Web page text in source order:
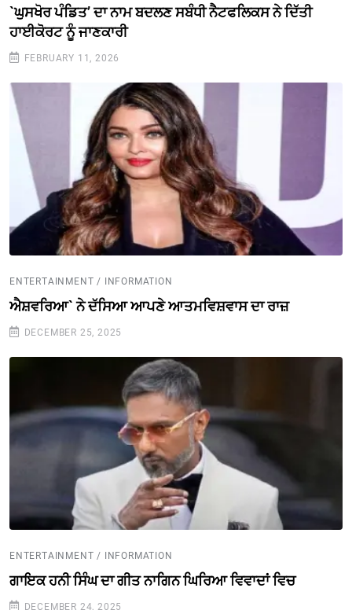
`ਘੁਸਖੋਰ ਪੰਡਿਤ’ ਦਾ ਨਾਮ ਬਦਲਣ ਸਬੰਧੀ ਨੈਟਫਲਿਕਸ ਨੇ ਦਿੱਤੀ
ਹਾਈਕੋਰਟ ਨੂੰ ਜਾਣਕਾਰੀ
FEBRUARY 11, 2026
ENTERTAINMENT / INFORMATION
ਐਸ਼ਵਰਿਆ` ਨੇ ਦੱਸਿਆ ਆਪਣੇ ਆਤਮਵਿਸ਼ਵਾਸ ਦਾ ਰਾਜ਼
DECEMBER 25, 2025
ENTERTAINMENT / INFORMATION
ਗਾਇਕ ਹਨੀ ਸਿੰਘ ਦਾ ਗੀਤ ਨਾਗਿਨ ਘਿਰਿਆ ਵਿਵਾਦਾਂ ਵਿਚ
DECEMBER 24, 2025